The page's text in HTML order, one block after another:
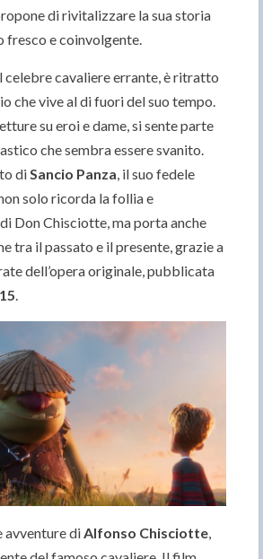
di rivitalizzare la sua storia
fresco e coinvolgente.
celebre cavaliere errante, è ritratto
che vive al di fuori del suo tempo.
su eroi e dame, si sente parte
che sembra essere svanito.
di Sancio Panza , il suo fedele
solo ricorda la follia e
Don Chisciotte, ma porta anche
tra il passato e il presente, grazie a
dell’opera originale, pubblicata
avventure diAlfonso Chisciotte,